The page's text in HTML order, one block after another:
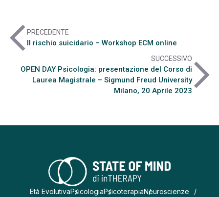
arrow_back_iosPRECEDENTE
Il rischio suicidario – Workshop ECM online
SUCCESSIVO
OPEN DAY Psicologia: presentazione del Corso di
Laurea Magistrale – Sigmund Freud University
Milano, 20 Aprile 2023arrow_forward_ios
Età EvolutivaPsicologiaPsicoterapiaNeuroscienze